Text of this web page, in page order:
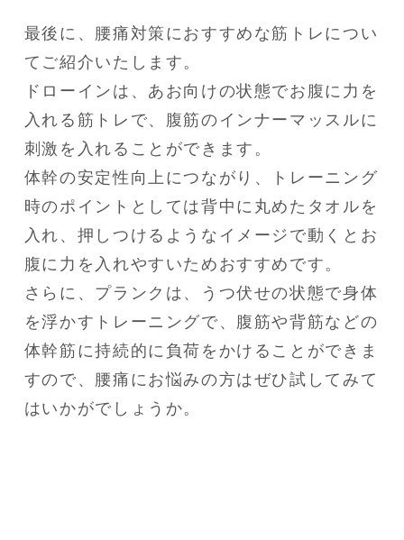
最後に、腰痛対策におすすめな筋トレについ
てご紹介いたします。
ドローインは、あお向けの状態でお腹に力を
入れる筋トレで、腹筋のインナーマッスルに
刺激を入れることができます。
体幹の安定性向上につながり、トレーニング
時のポイントとしては背中に丸めたタオルを
入れ、押しつけるようなイメージで動くとお
腹に力を入れやすいためおすすめです。
さらに、プランクは、うつ伏せの状態で身体
を浮かすトレーニングで、腹筋や背筋などの
体幹筋に持続的に負荷をかけることができま
すので、腰痛にお悩みの方はぜひ試してみて
はいかがでしょうか。